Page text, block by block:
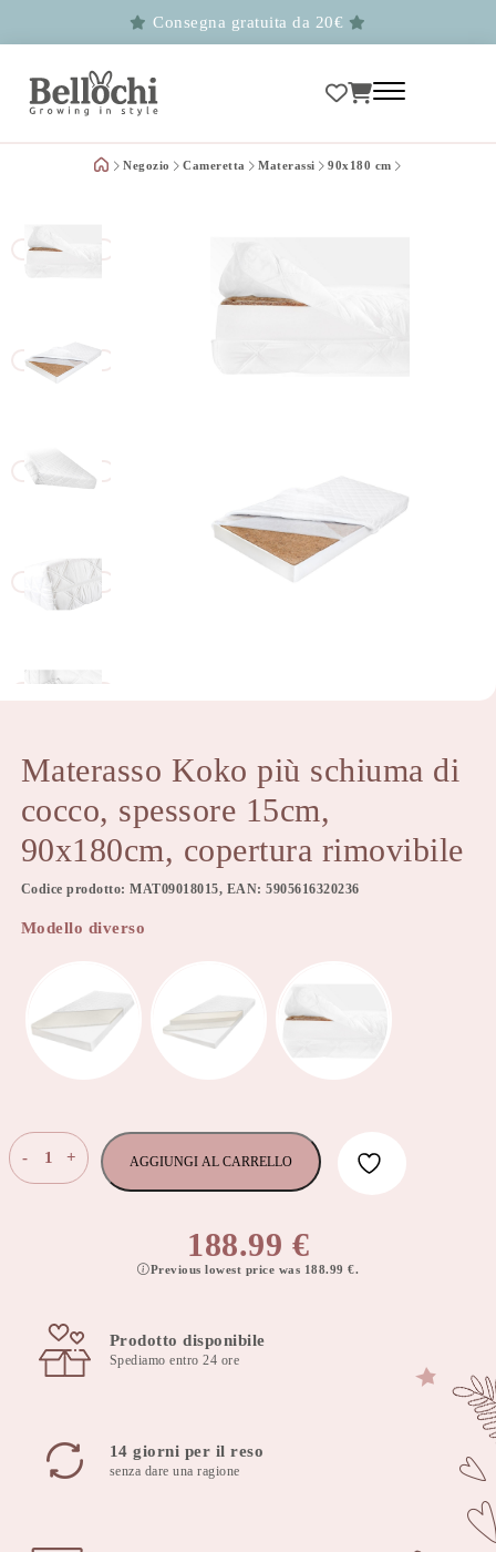
Consegna gratuita da 20€
Negozio Cameretta Materassi 90x180 cm
Materasso Koko più schiuma di
cocco, spessore 15cm,
90x180cm, copertura rimovibile
Codice prodotto: MAT09018015, EAN: 5905616320236
Modello diverso
-
Materasso
15cm,
90x180cm,
copertura
+ AGGIUNGI AL CARRELLO
188.99 €
Previous lowest price was 188.99 €.
Prodotto disponibile
Spediamo entro 24 ore
14 giorni per il reso
senza dare una ragione